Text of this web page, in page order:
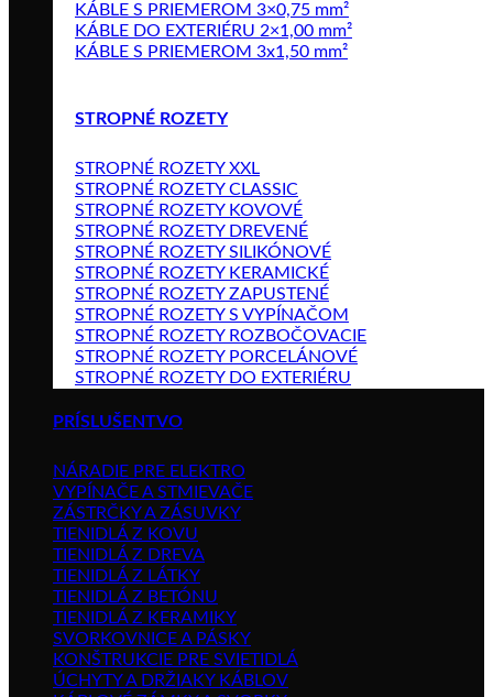
KÁBLE S PRIEMEROM 3×0,75 mm²
KÁBLE DO EXTERIÉRU 2×1,00 mm²
KÁBLE S PRIEMEROM 3x1,50 mm²
STROPNÉ ROZETY
STROPNÉ ROZETY XXL
STROPNÉ ROZETY CLASSIC
STROPNÉ ROZETY KOVOVÉ
STROPNÉ ROZETY DREVENÉ
STROPNÉ ROZETY SILIKÓNOVÉ
STROPNÉ ROZETY KERAMICKÉ
STROPNÉ ROZETY ZAPUSTENÉ
STROPNÉ ROZETY S VYPÍNAČOM
STROPNÉ ROZETY ROZBOČOVACIE
STROPNÉ ROZETY PORCELÁNOVÉ
STROPNÉ ROZETY DO EXTERIÉRU
PRÍSLUŠENTVO
NÁRADIE PRE ELEKTRO
VYPÍNAČE A STMIEVAČE
ZÁSTRČKY A ZÁSUVKY
TIENIDLÁ Z KOVU
TIENIDLÁ Z DREVA
TIENIDLÁ Z LÁTKY
TIENIDLÁ Z BETÓNU
TIENIDLÁ Z KERAMIKY
SVORKOVNICE A PÁSKY
KONŠTRUKCIE PRE SVIETIDLÁ
ÚCHYTY A DRŽIAKY KÁBLOV